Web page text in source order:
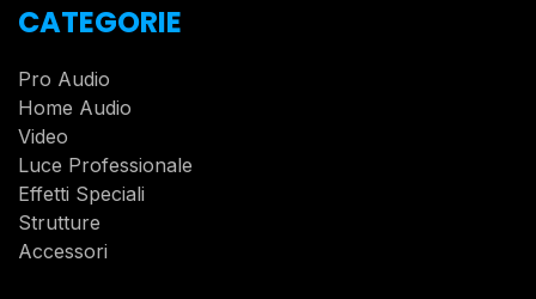
CATEGORIE
Pro Audio
Home Audio
Video
Luce Professionale
Effetti Speciali
Strutture
Accessori